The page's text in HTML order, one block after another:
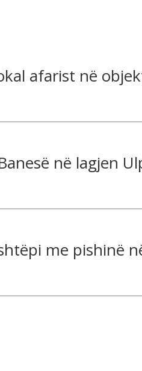
afarist në
në lagjen
me pishinë